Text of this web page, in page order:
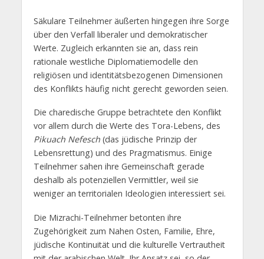
Säkulare Teilnehmer äußerten hingegen ihre Sorge
über den Verfall liberaler und demokratischer
Werte. Zugleich erkannten sie an, dass rein
rationale westliche Diplomatiemodelle den
religiösen und identitätsbezogenen Dimensionen
des Konflikts häufig nicht gerecht geworden seien.
Die charedische Gruppe betrachtete den Konflikt
vor allem durch die Werte des Tora-Lebens, des
Pikuach Nefesch(das jüdische Prinzip der
Lebensrettung) und des Pragmatismus. Einige
Teilnehmer sahen ihre Gemeinschaft gerade
deshalb als potenziellen Vermittler, weil sie
weniger an territorialen Ideologien interessiert sei.
Die Mizrachi-Teilnehmer betonten ihre
Zugehörigkeit zum Nahen Osten, Familie, Ehre,
jüdische Kontinuität und die kulturelle Vertrautheit